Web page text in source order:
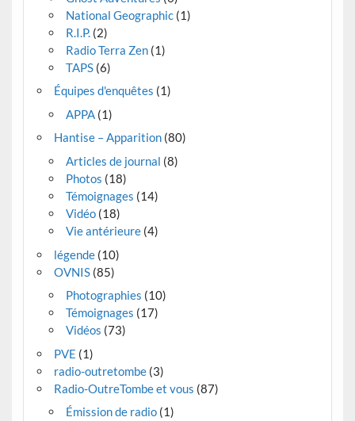
National Geographic(1)
R.I.P. (2)
Radio Terra Zen(1)
TAPS(6)
Équipes d'enquêtes (1)
APPA(1)
Hantise – Apparition(80)
Articles de journal (8)
Photos (18)
Témoignages (14)
Vidéo(18)
Vie antérieure(4)
légende(10)
OVNIS(85)
Photographies (10)
Témoignages (17)
Vidéos (73)
PVE (1)
radio-outretombe(3)
Radio-OutreTombe et vous (87)
Émission de radio(1)